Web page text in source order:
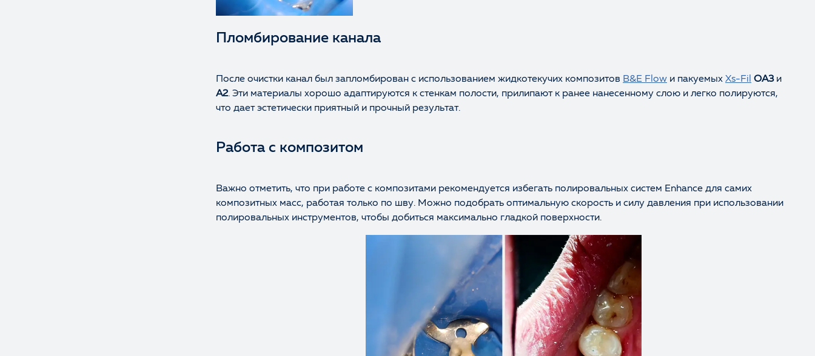
Пломбирование канала
После очистки канал был запломбирован с использованием жидкотекучих композитов B&E Flow и пакуемых Xs-Fil OA3и
А2. Эти материалы хорошо адаптируются к стенкам полости, прилипают к ранее нанесенному слою и легко полируются,
что дает эстетически приятный и прочный результат.
Работа с композитом
Важно отметить, что при работе с композитами рекомендуется избегать полировальных систем Enhance для самих
композитных масс, работая только по шву. Можно подобрать оптимальную скорость и силу давления при использовании
полировальных инструментов, чтобы добиться максимально гладкой поверхности.